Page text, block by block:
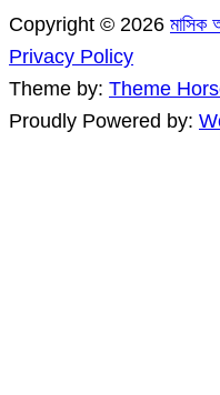
Copyright © 2026
Privacy Policy
Theme by: Theme
Proudly Powered by: